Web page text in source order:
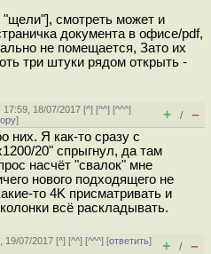
смотреть может и
документа в офисе/pdf,
не помещается, Зато их
три штуки рядом открыть -
17:59, 18/07/2017 [^] [^^] [^^^]
] + / –
них. Я как-то сразу с
20" спрыгнул, да там
насчёт "свалок" мне
нового подходящего не
то 4K присматривать и
всё раскладывать.
19/07/2017 [^] [^^] [^^^] [ответить]
+ / –